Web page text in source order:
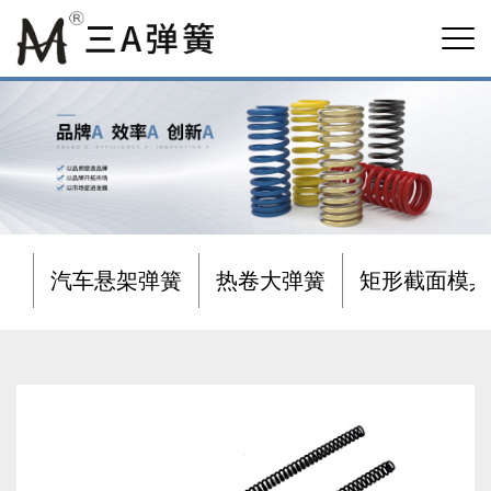
汽车悬架弹簧 热卷大弹簧 矩形截面模